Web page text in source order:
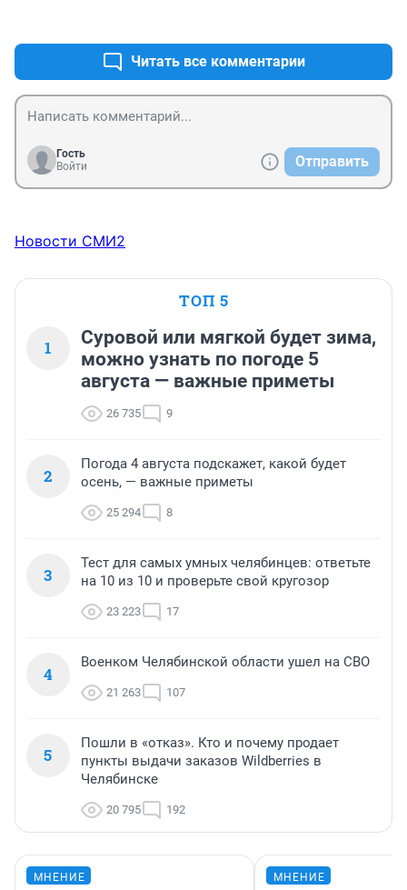
И еще кому интересно, человек 60 часов отработает, с
него штрафы спишутся и алименты выплатят. Наше
государство самое гуманное государство в мире:)
улыбнуло.
Читать все комментарии
Гость
Войти
Отправить
Новости СМИ2
ТОП 5
1
Суровой или мягкой будет зима,
можно узнать по погоде 5
августа — важные приметы
26 735 9
2
Погода 4 августа подскажет, какой будет
осень, — важные приметы
25 294 8
3
Тест для самых умных челябинцев: ответьте
на 10 из 10 и проверьте свой кругозор
23 223 17
4
Военком Челябинской области ушел на СВО
21 263 107
5
Пошли в «отказ». Кто и почему продает
пункты выдачи заказов Wildberries в
Челябинске
20 795 192
МНЕНИЕ МНЕНИЕ